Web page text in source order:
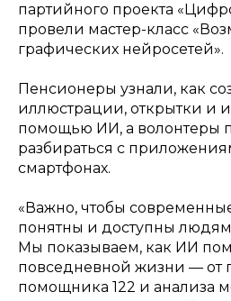
партийного проекта
провели мастер-класс
графических нейросетей».
Пенсионеры узнали, как
иллюстрации, открытки и
помощью ИИ, а волонтеры
разбираться с
смартфонах.
«Важно, чтобы
понятны и доступны людям
Мы показываем, как ИИ
повседневной жизни — от
помощника 122 и анализа